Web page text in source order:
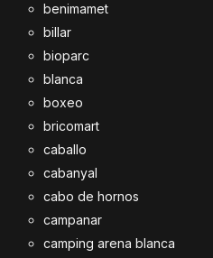
benimamet
billar
bioparc
blanca
boxeo
bricomart
caballo
cabanyal
cabo de hornos
campanar
camping arena blanca